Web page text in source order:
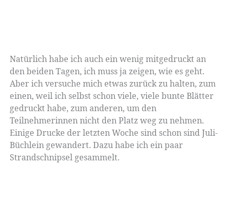
Natürlich habe ich auch ein wenig mitgedruckt an
den beiden Tagen, ich muss ja zeigen, wie es geht.
Aber ich versuche mich etwas zurück zu halten, zum
einen, weil ich selbst schon viele, viele bunte Blätter
gedruckt habe, zum anderen, um den
Teilnehmerinnen nicht den Platz weg zu nehmen.
Einige Drucke der letzten Woche sind schon sind Juli-
Büchlein gewandert. Dazu habe ich ein paar
Strandschnipsel gesammelt.